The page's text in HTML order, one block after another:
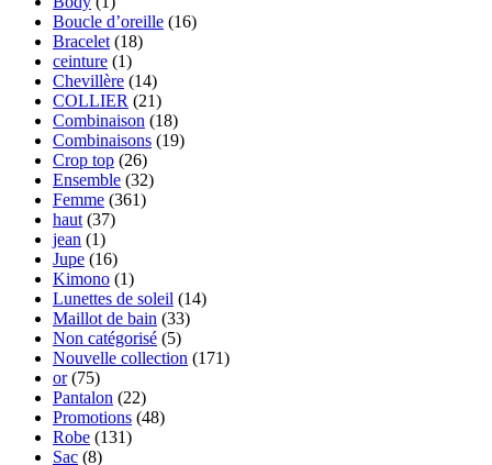
Boucle d’oreille (16)
Bracelet (18)
ceinture (1)
Chevillère (14)
COLLIER (21)
Combinaison (18)
Combinaisons (19)
Crop top (26)
Ensemble (32)
Femme (361)
haut (37)
jean (1)
Jupe (16)
Kimono (1)
Lunettes de soleil (14)
Maillot de bain (33)
Non catégorisé (5)
Nouvelle collection (171)
or (75)
Pantalon (22)
Promotions (48)
Robe (131)
Sac (8)